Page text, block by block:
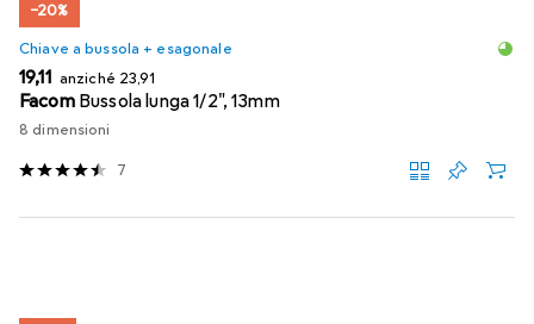
−20%
Chiave a bussola + esagonale
EUR
19,11 anziché EUR
23,91
Facom Bussola lunga 1/2", 13mm
8 dimensioni
7